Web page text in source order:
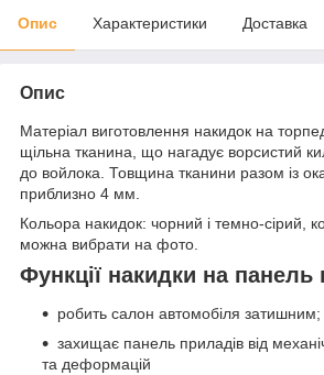
Опис Характеристики Доставка
Опис
Матеріал виготовлення накидок на
щільна тканина, що нагадує ворсистий
до войлока. Товщина тканини разом із
приблизно 4 мм.
Кольора накидок: чорний і темно-сірий,
можна вибрати на фото.
Функції накидки на панель
робить салон автомобіля затишним;
захищає панель приладів від
та деформацій